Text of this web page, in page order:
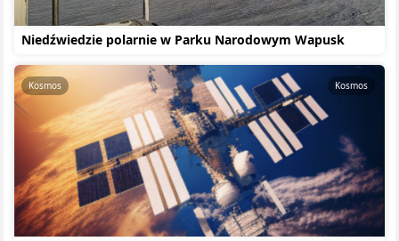
Niedźwiedzie polarnie w Parku Narodowym Wapusk
Kosmos Kosmos